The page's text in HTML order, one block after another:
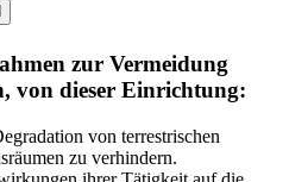
zur Vermeidung
von dieser Einrichtung:
von terrestrischen
zu verhindern.